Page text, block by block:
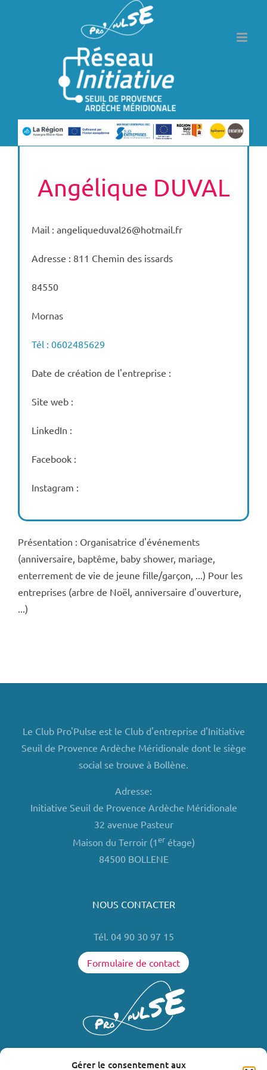
Gérer le consentement aux
Angélique DUVAL
Mail : angeliqueduval26@hotmail.fr
Adresse : 811 Chemin des issards
84550
Mornas
Tél : 0602485629
Date de création de l'entreprise :
Site web :
LinkedIn :
Facebook :
Instagram :
Présentation : Organisatrice d'événements
(anniversaire, baptême, baby shower, mariage,
enterrement de vie de jeune fille/garçon, ...) Pour les
entreprises (arbre de Noël, anniversaire d'ouverture,
...)
Le Club Pro'Pulse est le Club d'entreprise d'Initiative
Seuil de Provence Ardèche Méridionale dont le siège
social se trouve à Bollène.
Adresse:
Initiative Seuil de Provence Ardèche Méridionale
32 avenue Pasteur
Maison du Terroir (1erétage)
84500 BOLLENE
NOUS CONTACTER
Tél. 04 90 30 97 15
Formulaire de contact